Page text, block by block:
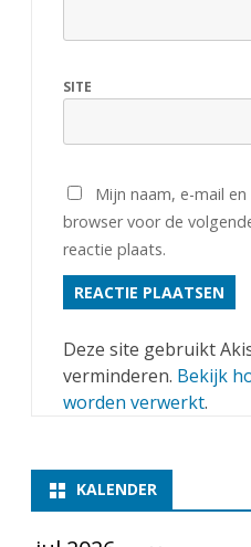
SITE
Mijn naam, e-mail
browser voor de
reactie plaats.
Deze site gebruikt
verminderen. Bekijk
worden verwerkt.
KALENDER